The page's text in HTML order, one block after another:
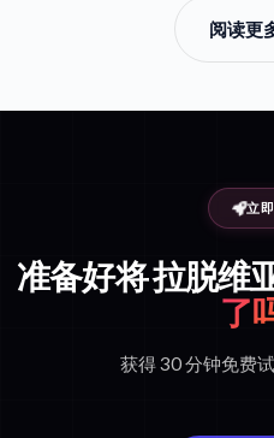
阅读更
立
准备好将 拉脱维
了
获得 30 分钟免费